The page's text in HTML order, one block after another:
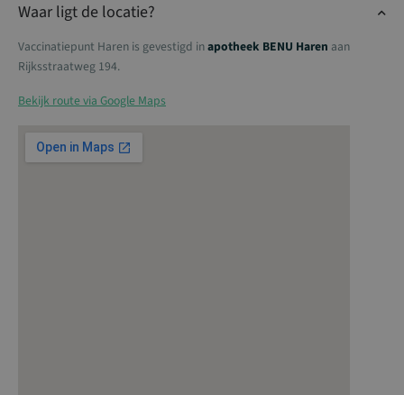
Waar ligt de locatie?
Vaccinatiepunt Haren is gevestigd inapotheek BENU Haren aan
Rijksstraatweg 194.
Bekijk route via Google Maps